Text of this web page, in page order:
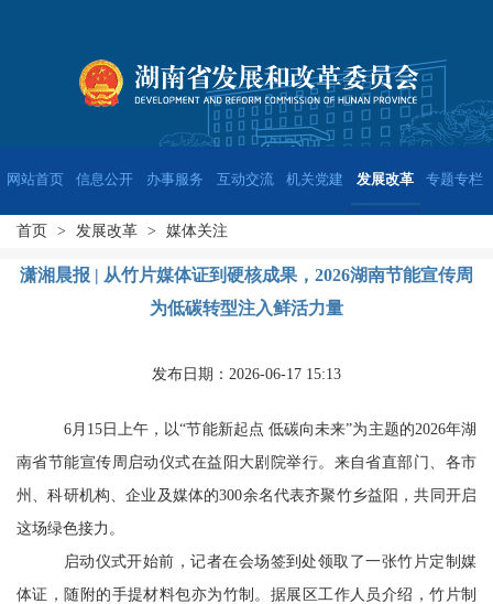
网站首页 信息公开 办事服务 互动交流 机关党建 发展改革 专题专栏
首页 > 发展改革 > 媒体关注
潇湘晨报 | 从竹片媒体证到硬核成果，2026湖南节能宣传周
为低碳转型注入鲜活力量
发布日期：2026-06-17 15:13
6月15日上午，以“节能新起点 低碳向未来”为主题的2026年湖
南省节能宣传周启动仪式在益阳大剧院举行。来自省直部门、各市
州、科研机构、企业及媒体的300余名代表齐聚竹乡益阳，共同开启
这场绿色接力。
启动仪式开始前，记者在会场签到处领取了一张竹片定制媒
体证，随附的手提材料包亦为竹制。据展区工作人员介绍，竹片制